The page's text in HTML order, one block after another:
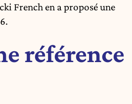
French en a proposé une
référence